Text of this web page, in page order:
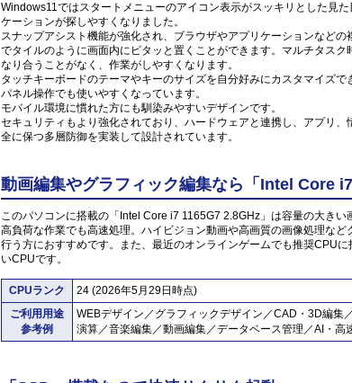
Windows11ではスタートメニューのアイコン表示がスッキリとした見た
ケーションが探しやすくなりました。
スナップアシスト機能が強化され、ブラウザやアプリケーションなどの
でタイルのように画面内にピタッと置くことができます。マルチタスク
なり合うことがなく、作業がしやすくなります。
タッチキーボードのテーマやキーのサイズを自分好みにカスタマイズで
パネル操作でも使いやすくなっています。
モバイル環境に慣れた方にも馴染みやすいデザインです。
セキュリティもより強化されており、ハードウェアと連携し、アプリ、
全に保つ多層防御を実装して設計されています。
動画編集やグラフィック編集なら「Intel Core i7
このパソコンに搭載の「Intel Core i7 1165G7 2.8GHz」は容量の大きい
高負荷な作業でも高速処理。ハイビジョン動画や高画質の画像処理など
行う方におすすめです。また、最近のオンラインゲームでも推奨CPU
いCPUです。
CPUランク
24 (2026年5月29日時点)
ご利用用途
参考例
WEBデザイン／グラフィックデザイン／CAD・3D編集
演算／音楽編集／動画編集／データベース管理／AI・